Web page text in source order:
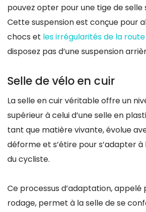
pouvez opter pour une tige de selle
Cette suspension est conçue pour
chocs et les irrégularités de la route
disposez pas d’une suspension
Selle de vélo en cuir
La selle en cuir véritable offre un
supérieur à celui d’une selle en
tant que matière vivante, évolue
déforme et s’étire pour s’adapter
du cycliste.
Ce processus d’adaptation, appelé
rodage, permet à la selle de se